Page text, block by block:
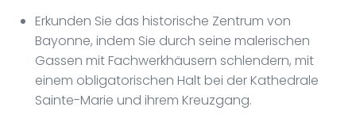
Erkunden Sie das historische Zentrum von
Bayonne, indem Sie durch seine malerischen
Gassen mit Fachwerkhäusern schlendern, mit
einem obligatorischen Halt bei der Kathedrale
Sainte-Marie und ihrem Kreuzgang.